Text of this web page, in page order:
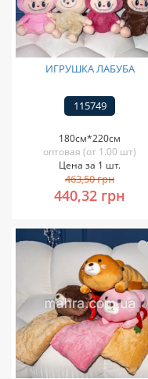
ИГРУШКА ЛАБУБА
115749
180см*220см
оптовая (от 1.00 шт)
Цена за 1 шт.
463,50 грн
440,32 грн